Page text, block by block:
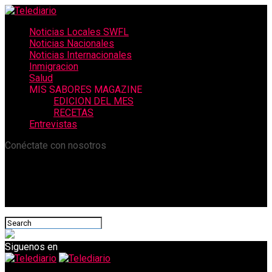
Noticias Locales SWFL
Noticias Nacionales
Noticias Internacionales
Inmigracion
Salud
MIS SABORES MAGAZINE
EDICION DEL MES
RECETAS
Entrevistas
Conéctate con nosotros
Siguenos en